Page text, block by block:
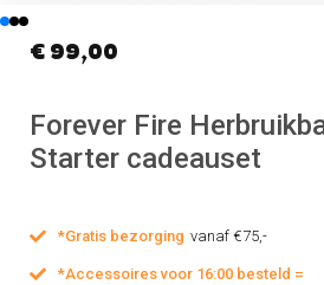
€ 99,00
Forever Fire
Starter cadeauset
*Gratis bezorging vanaf €75,-
*Accessoires voor 16:00 besteld =